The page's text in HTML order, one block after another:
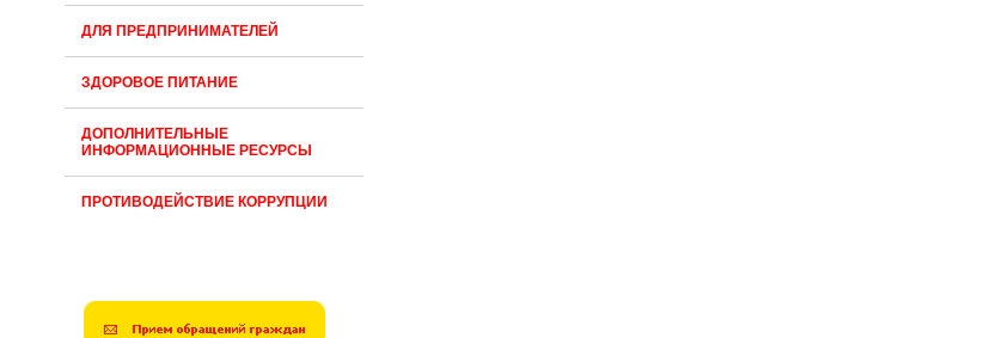
ДЛЯ ПРЕДПРИНИМАТЕЛЕЙ
ЗДОРОВОЕ ПИТАНИЕ
ДОПОЛНИТЕЛЬНЫЕ
ИНФОРМАЦИОННЫЕ РЕСУРСЫ
ПРОТИВОДЕЙСТВИЕ КОРРУПЦИИ